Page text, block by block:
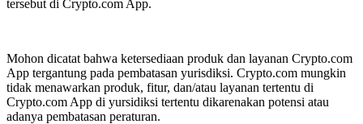
tersebut di Crypto.com App.
Mohon dicatat bahwa ketersediaan produk dan layanan Crypto.com
App tergantung pada pembatasan yurisdiksi. Crypto.com mungkin
tidak menawarkan produk, fitur, dan/atau layanan tertentu di
Crypto.com App di yursidiksi tertentu dikarenakan potensi atau
adanya pembatasan peraturan.